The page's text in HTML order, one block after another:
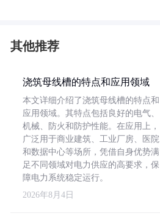
其他推荐
浇筑母线槽的特点和应用领域
本文详细介绍了浇筑母线槽的特点和
应用领域。其特点包括良好的电气、
机械、防火和防护性能。在应用上，
广泛用于商业建筑、工业厂房、医院
和数据中心等场所，凭借自身优势满
足不同领域对电力供应的高要求，保
障电力系统稳定运行。
2026年8月4日